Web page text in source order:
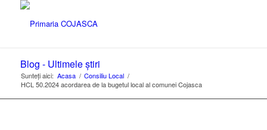
Blog - Ultimele știri
Sunteți aici: Acasa / Consiliu Local /
HCL 50.2024 acordarea de la bugetul local al comunei Cojasca